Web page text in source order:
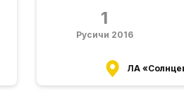
1
Русичи 2016
ЛА